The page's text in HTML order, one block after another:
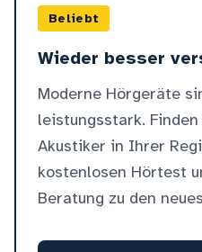
Beliebt
Wieder besser
Moderne Hörgeräte
leistungsstark.
Akustiker in Ihrer
kostenlosen Hörtest
Beratung zu den